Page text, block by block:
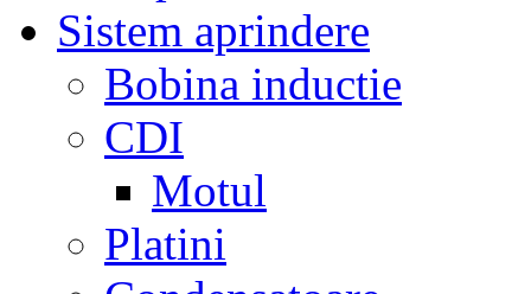
Sistem aprindere
Bobina inductie
CDI
Motul
Platini